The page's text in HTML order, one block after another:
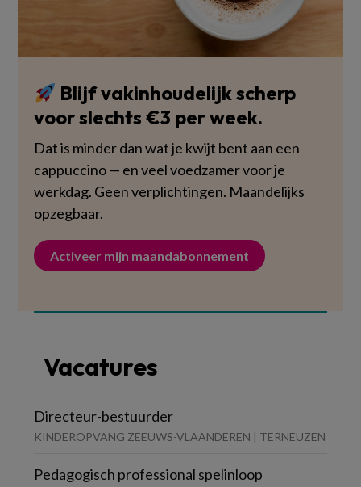
Blijf vakinhoudelijk scherp
voor slechts €3 per week.
Dat is minder dan wat je kwijt bent aan een
cappuccino — en veel voedzamer voor je
werkdag. Geen verplichtingen. Maandelijks
opzegbaar.
Activeer mijn maandabonnement
Vacatures
Directeur-bestuurder
KINDEROPVANG ZEEUWS-VLAANDEREN | TERNEUZEN
Pedagogisch professional spelinloop